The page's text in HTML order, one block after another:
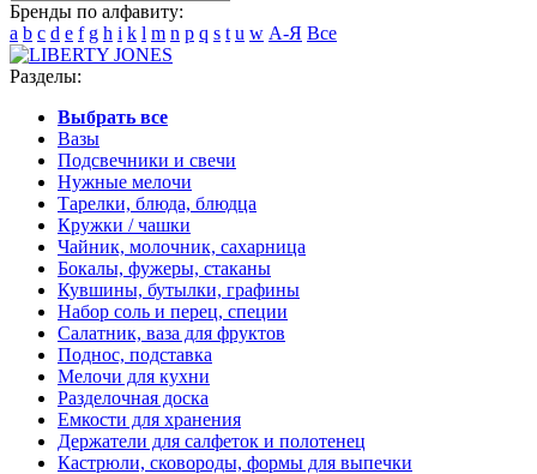
Бренды по алфавиту:
a b c d e f g h i k l m n p q s t u w А-Я Все
Разделы:
Выбрать все
Вазы
Подсвечники и свечи
Нужные мелочи
Тарелки, блюда, блюдца
Кружки / чашки
Чайник, молочник, сахарница
Бокалы, фужеры, стаканы
Кувшины, бутылки, графины
Набор соль и перец, специи
Салатник, ваза для фруктов
Поднос, подставка
Мелочи для кухни
Разделочная доска
Емкости для хранения
Держатели для салфеток и полотенец
Кастрюли, сковороды, формы для выпечки